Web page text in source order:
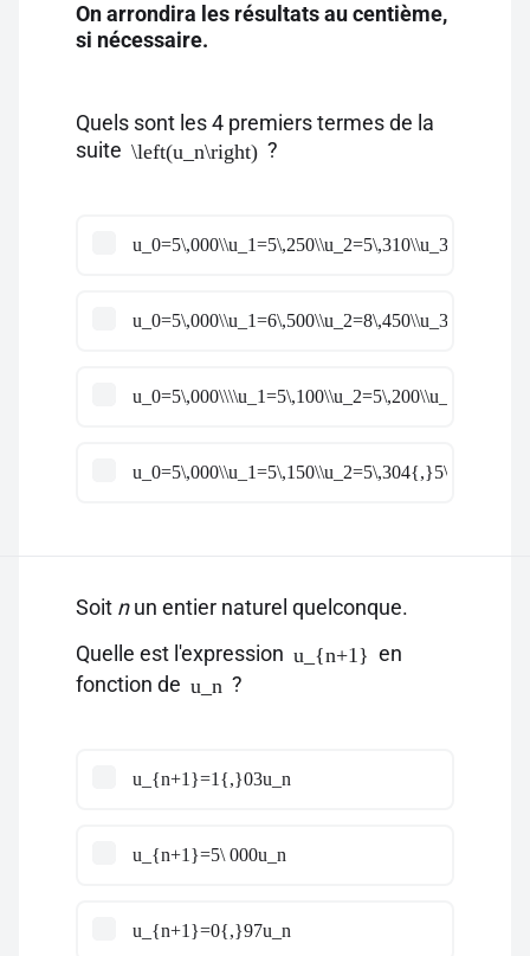
On arrondira les résultats au centième,
si nécessaire.
Quels sont les 4 premiers termes de la
suite \left(u_n\right) ?
u_0=5\,000\\u_1=5\,250\\u_2=5\,310\\u_3=5\,500
u_0=5\,000\\u_1=6\,500\\u_2=8\,450\\u_3=10\,985
u_0=5\,000\\\\u_1=5\,100\\u_2=5\,200\\u_3=5\,300
Soit nun entier naturel quelconque.
Quelle est l'expression u_{n+1} en
fonction de u_n ?
u_{n+1}=1{,}03u_n
u_{n+1}=5\ 000u_n
u_{n+1}=0{,}97u_n